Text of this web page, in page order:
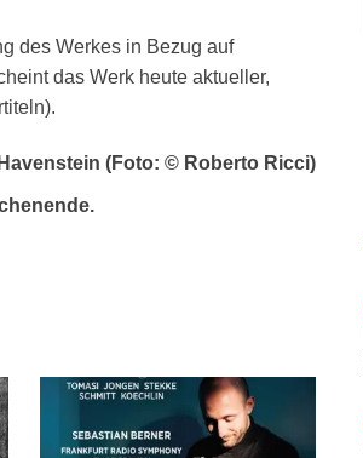
des Werkes in Bezug auf
das Werk heute aktueller,
(Foto: © Roberto Ricci)